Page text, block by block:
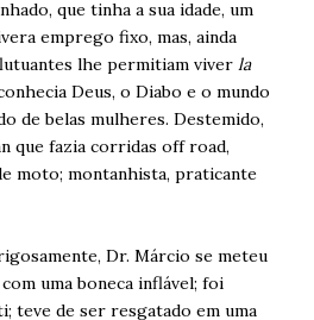
que tinha a sua idade, um
emprego fixo, mas, ainda
lhe permitiam viver la
Deus, o Diabo e o mundo
de belas mulheres. Destemido,
que fazia corridas off road,
moto; montanhista, praticante
Dr. Márcio se meteu
uma boneca inflável; foi
teve de ser resgatado em uma